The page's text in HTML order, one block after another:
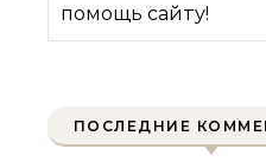
помощь сайту!
ПОСЛЕДНИЕ